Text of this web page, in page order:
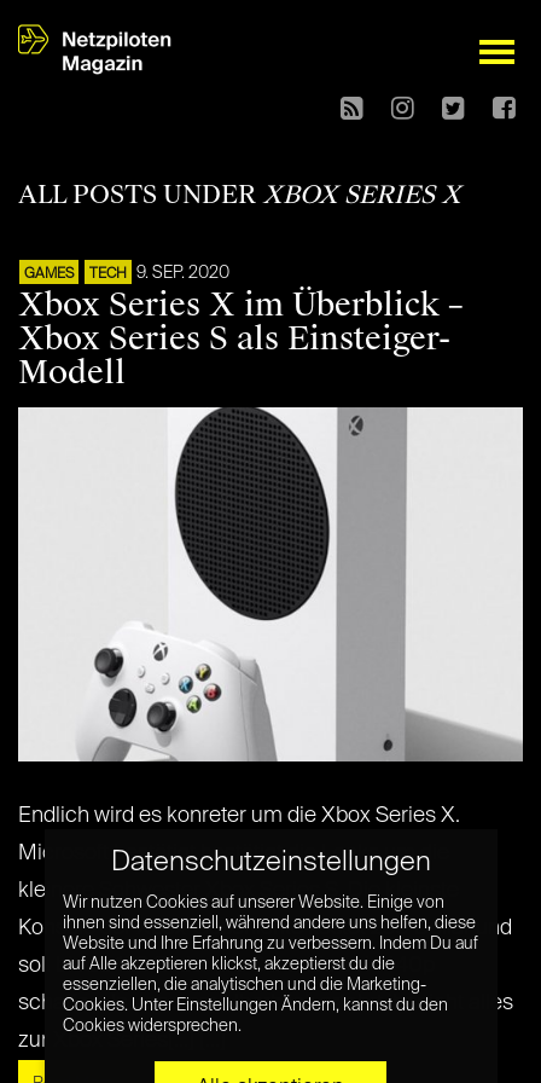
open
ALL POSTS UNDERXBOX SERIES X
GAMES TECH 9. SEP. 2020
Xbox Series X im Überblick –
Xbox Series S als Einsteiger-
Modell
Endlich wird es konreter um die Xbox Series X.
Microsoft bestätigt bestätigt die Leaks um die
kleinere Schwester Xbox Series S. Die kleinste
Konsole der Xbox-Geschichte kostet 299 Dollar und
soll bis zu 120 Bilder pro Sekunde bei 1440p
schaffen. In unserem Überblick erfahrt ihr nicht alles
zur Xbox Series[...] [...]
Datenschutzeinstellungen
Wir nutzen Cookies auf unserer Website. Einige von
ihnen sind essenziell, während andere uns helfen, diese
Website und Ihre Erfahrung zu verbessern. Indem Du auf
auf Alle akzeptieren klickst, akzeptierst du die
essenziellen, die analytischen und die Marketing-
Cookies. Unter Einstellungen Ändern, kannst du den
Cookies widersprechen.